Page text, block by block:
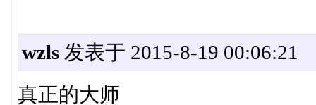
wzls发表于 2015-8-19 00:06:21
真正的大师